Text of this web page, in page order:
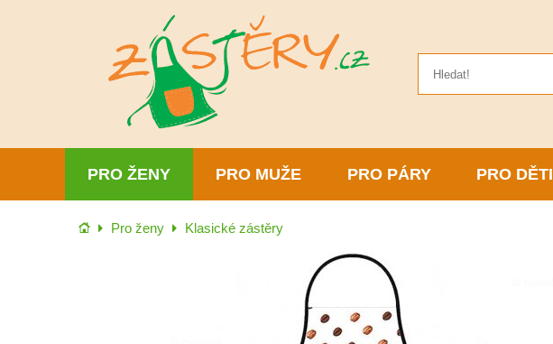
PRO ŽENY PRO MUŽE PRO PÁRY PRO DĚTI
Úvod Pro ženy Klasické zástěry